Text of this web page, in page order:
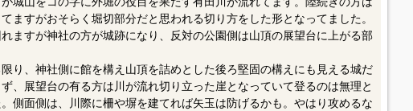
ますがおそらく堀切部分だと思われる切り方をした形となってました。
ますが神社の方が城跡になり、反対の公園側は山頂の展望台に上がる部
り、神社側に館を構え山頂を詰めとした後ろ堅固の構えにも見える城だ
、展望台の有る方は川が流れ切り立った崖となっていて登るのは無理と
側面側は、川際に柵や塀を建てれば矢玉は防げるかも。やはり攻めるな